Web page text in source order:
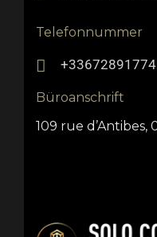
Telefonnummer
+33672891774
Büroanschrift
109 rue d’Antibes,